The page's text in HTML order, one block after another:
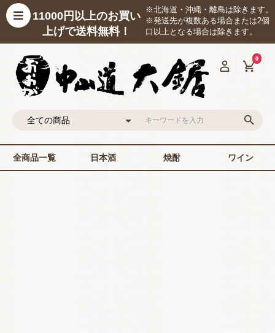
11000円以上のお買い
上げで送料無料！
※北海道・沖縄・離島は除きます。
※発送先が複数ある場合または2個
口以上となる場合は除きます。
0
全商品一覧 日本酒 焼酎 ワイン